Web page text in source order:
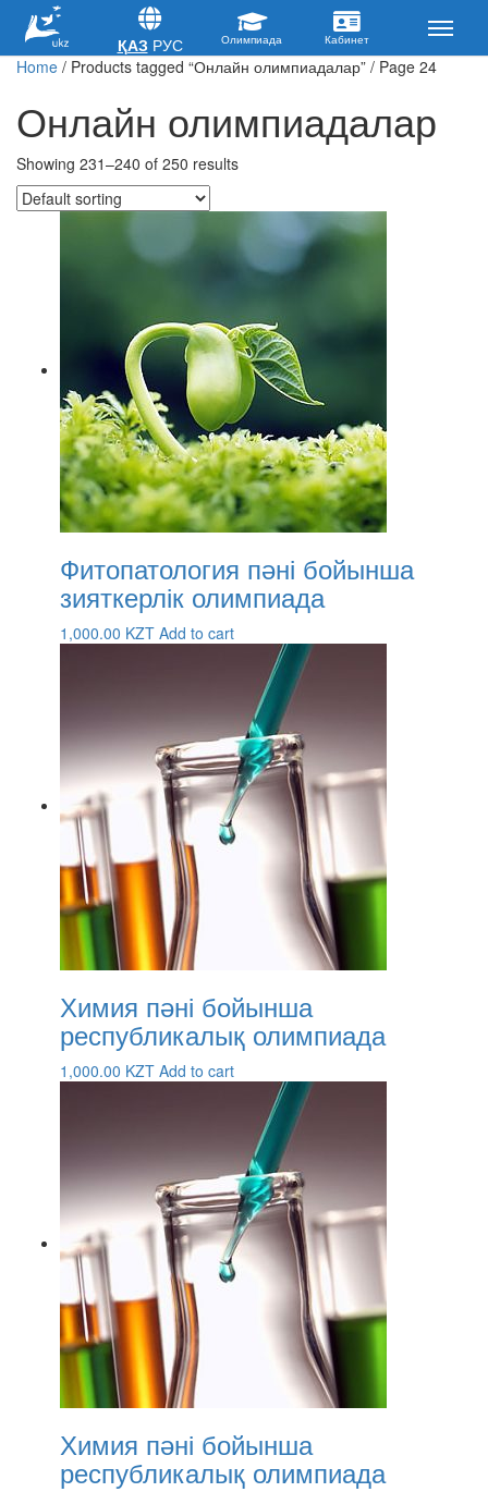
Home / Products tagged “Онлайн олимпиадалар” / Page 24
Онлайн олимпиадалар
Showing 231–240 of 250 results
Фитопатология пәні бойынша
зияткерлік олимпиада
1,000.00 KZT Add to cart
Химия пәні бойынша
республикалық олимпиада
1,000.00 KZT Add to cart
Химия пәні бойынша
республикалық олимпиада
ҚАЗ РУС